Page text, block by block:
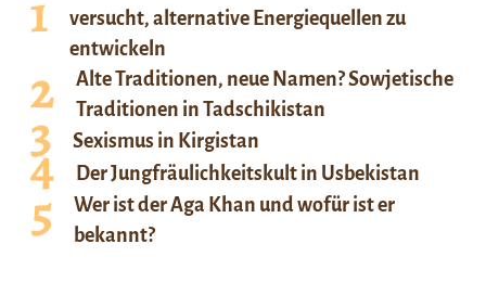
versucht, alternative Energiequellen zu
entwickeln
Alte Traditionen, neue Namen? Sowjetische
Traditionen in Tadschikistan
Sexismus in Kirgistan
Der Jungfräulichkeitskult in Usbekistan
Wer ist der Aga Khan und wofür ist er
bekannt?